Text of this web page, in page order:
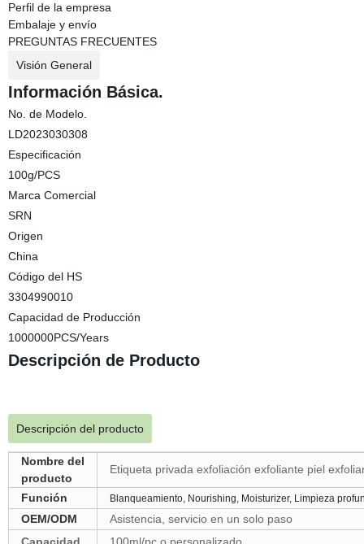
Perfil de la empresa
Embalaje y envío
PREGUNTAS FRECUENTES
Visión General
Información Básica.
No. de Modelo.
LD2023030308
Especificación
100g/PCS
Marca Comercial
SRN
Origen
China
Código del HS
3304990010
Capacidad de Producción
1000000PCS/Years
Descripción de Producto
Descripción del producto
Nombre del
producto
Etiqueta privada exfoliación exfoliante piel
Función Blanqueamiento, Nourishing, Moisturizer, Limpieza
OEM/ODM
Asistencia, servicio en un solo paso